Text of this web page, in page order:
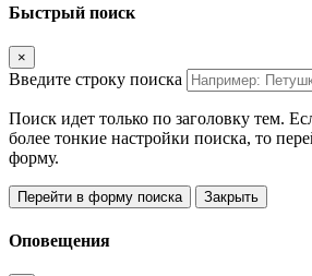
Быстрый поиск
×
Введите строку поиска
Поиск идет только по заголовку тем.
более тонкие настройки поиска, то
форму.
Перейти в форму поиска Закрыть
Оповещения